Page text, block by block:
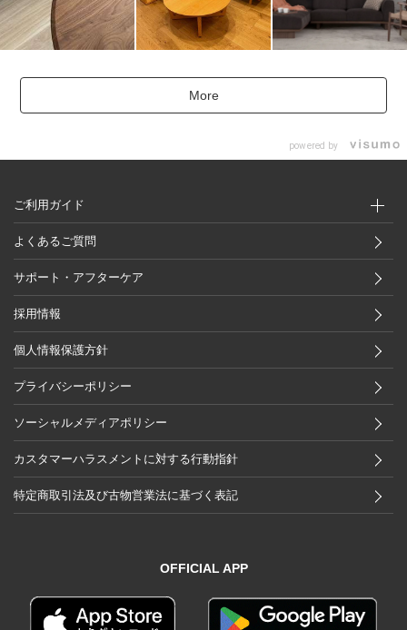
More
powered by
ご利用ガイド
よくあるご質問
サポート・アフターケア
採用情報
個人情報保護方針
プライバシーポリシー
ソーシャルメディアポリシー
カスタマーハラスメントに対する行動指針
特定商取引法及び古物営業法に基づく表記
OFFICIAL APP